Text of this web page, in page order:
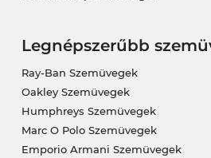
Legnépszerűbb
Ray-Ban Szemüvegek
Oakley Szemüvegek
Humphreys Szemüvegek
Marc O Polo Szemüvegek
Emporio Armani Szemüvegek